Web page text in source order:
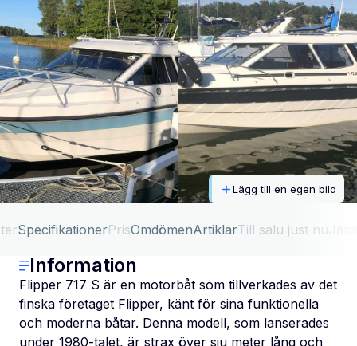
Lägg till en egen bild
SpecifikationerPrisOmdömenArtiklarTill salu just nu
Information
Flipper 717 S är en motorbåt som tillverkades av det
finska företaget Flipper, känt för sina funktionella
och moderna båtar. Denna modell, som lanserades
under 1980-talet, är strax över sju meter lång och